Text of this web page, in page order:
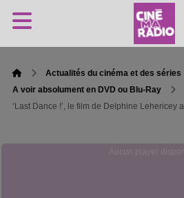
Actualités du cinéma et des séries
A voir absolument en DVD ou Blu-Ray
‘Last Dance !’, le film de Delphine Lehericey
Aucun player